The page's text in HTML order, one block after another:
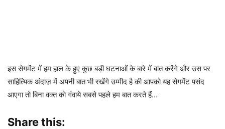
इस सेगमेंट में हम हाल के हुए कुछ बड़ी घटनाओं के बारे में बात करेंगे और उस पर
साहित्यिक अंदाज़ में अपनी बात भी रखेंगे उम्मीद है की आपको यह सेगमेंट पसंद
आएगा तो बिना वक्त को गंवाये सबसे पहले हम बात करते हैं…
Share this: